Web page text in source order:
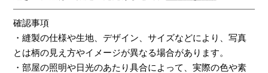
確認事項
・縫製の仕様や生地、デザイン、サイズなどにより、写真
とは柄の見え方やイメージが異なる場合があります。
・部屋の照明や日光のあたり具合によって、実際の色や素